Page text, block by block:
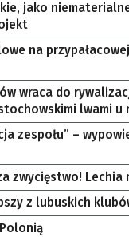
jako
na
wraca do
lwami u
zespołu” –
zwycięstwo! Lechia
z lubuskich